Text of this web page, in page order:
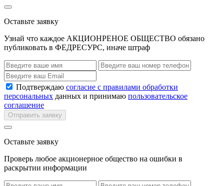
Оставьте заявку
Узнай что каждое АКЦИОНРЕНОЕ ОБЩЕСТВО обязано
публиковать в ФЕДРЕСУРС, иначе штраф
Подтверждаю согласие с правилами обработки
персональных данных и принимаю пользовательское
соглашение
Отправить заявку
Оставьте заявку
Проверь любое акционерное общество на ошибки в
раскрытии информации